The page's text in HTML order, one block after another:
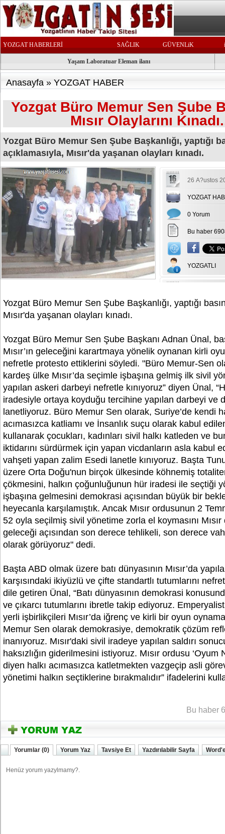
YOZGAT HABERLERİ SAĞLIK GÜVENLiK
Yaşam Laboratuar Eleman ilanı
Anasayfa » YOZGAT HABER
Yozgat Büro Memur Sen Şube
Mısır Olaylarını
Yozgat Büro Memur Sen Şube Başkanlığı, yaptığı
açıklamasıyla, Mısır'da yaşanan olayları kınadı.
26 A?ustos
YOZGAT
0 Yorum
Bu haber
YOZGATLI
Yozgat Büro Memur Sen Şube Başkanlığı, yaptığı
Mısır'da yaşanan olayları kınadı.
Yozgat Büro Memur Sen Şube Başkanı Adnan Ünal,
Mısır’ın geleceğini karartmaya yönelik oynanan kirli
nefretle protesto ettiklerini söyledi. "Büro Memur-Sen
kardeş ülke Mısır’da seçimle işbaşına gelmiş ilk sivil
yapılan askeri darbeyi nefretle kınıyoruz” diyen Ünal,
iradesiyle ortaya koyduğu tercihine yapılan darbeyi ve
lanetliyoruz. Büro Memur Sen olarak, Suriye’de kendi
acımasızca katliamı ve İnsanlık suçu olarak kabul
kullanarak çocukları, kadınları sivil halkı katleden ve
iktidarını sürdürmek için yapan vicdanların asla kabul
vahşeti yapan zalim Esedi lanetle kınıyoruz. Başta
üzere Orta Doğu'nun birçok ülkesinde köhnemiş
çökmesini, halkın çoğunluğunun hür iradesi ile seçtiği
işbaşına gelmesini demokrasi açısından büyük bir
heyecanla karşılamıştık. Ancak Mısır ordusunun 2
52 oyla seçilmiş sivil yönetime zorla el koymasını
geleceği açısından son derece tehlikeli, son derece
olarak görüyoruz" dedi.
Başta ABD olmak üzere batı dünyasının Mısır’da
karşısındaki ikiyüzlü ve çifte standartlı tutumlarını
dile getiren Ünal, “Batı dünyasının demokrasi
ve çıkarcı tutumlarını ibretle takip ediyoruz.
yerli işbirlikçileri Mısır’da iğrenç ve kirli bir oyun
Memur Sen olarak demokrasiye, demokratik çözüm
inanıyoruz. Mısır'daki sivil iradeye yapılan saldırı
haksızlığın giderilmesini istiyoruz. Mısır ordusu ‘Oyum
diyen halkı acımasızca katletmekten vazgeçip asli
yönetimi halkın seçtiklerine bırakmalıdır” ifadelerini
Bu haber
Yorumlar (0) Yorum Yaz Tavsiye Et Yazdırılabilir Sayfa